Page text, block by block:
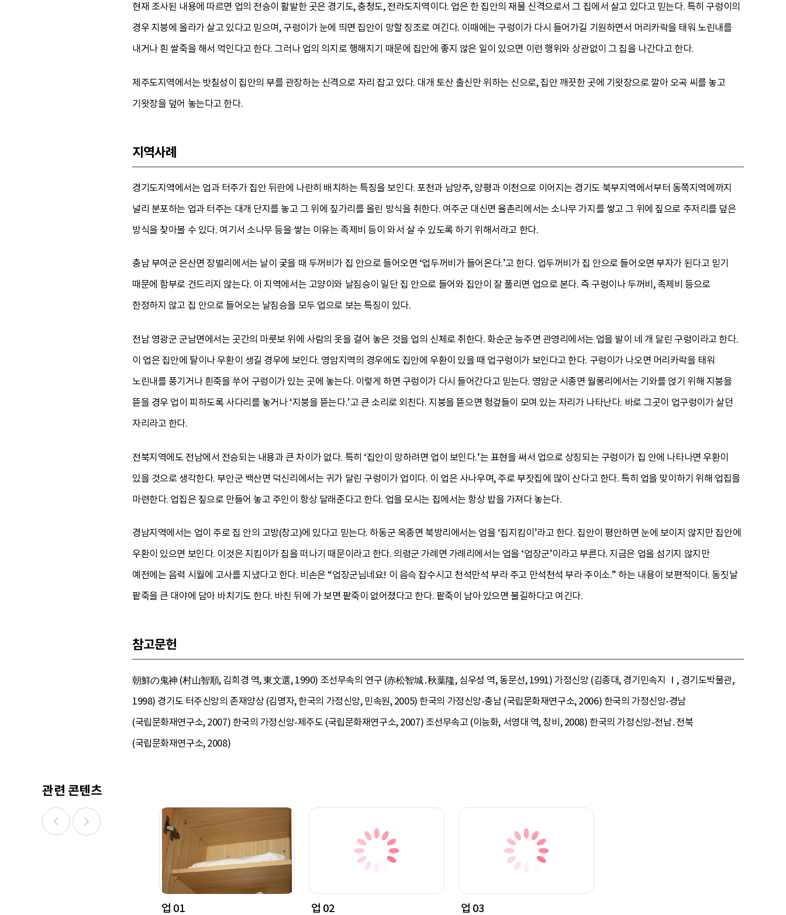
현재 조사된 내용에 따르면 업의 전승이 활발한 곳은 경기도, 충청도, 전라도지역이다. 업은 한 집안의 재물 신격으로서 그 집에서 살고 있다고 믿는다. 특히 구렁이의
경우 지붕에 올라가 살고 있다고 믿으며, 구렁이가 눈에 띄면 집안이 망할 징조로 여긴다. 이때에는 구렁이가 다시 들어가길 기원하면서 머리카락을 태워 노린내를
내거나 흰 쌀죽을 해서 먹인다고 한다. 그러나 업의 의지로 행해지기 때문에 집안에 좋지 않은 일이 있으면 이런 행위와 상관없이 그 집을 나간다고 한다.
제주도지역에서는 밧칠성이 집안의 부를 관장하는 신격으로 자리 잡고 있다. 대개 토산 출신만 위하는 신으로, 집안 깨끗한 곳에 기왓장으로 깔아 오곡 씨를 놓고
기왓장을 덮어 놓는다고 한다.
지역사례
경기도지역에서는 업과 터주가 집안 뒤란에 나란히 배치하는 특징을 보인다. 포천과 남양주, 양평과 이천으로 이어지는 경기도 북부지역에서부터 동쪽지역에까지
널리 분포하는 업과 터주는 대개 단지를 놓고 그 위에 짚가리를 올린 방식을 취한다. 여주군 대신면 율촌리에서는 소나무 가지를 쌓고 그 위에 짚으로 주저리를 덮은
방식을 찾아볼 수 있다. 여기서 소나무 등을 쌓는 이유는 족제비 등이 와서 살 수 있도록 하기 위해서라고 한다.
충남 부여군 은산면 장벌리에서는 날이 궂을 때 두꺼비가 집 안으로 들어오면 ‘업두꺼비가 들어온다.’고 한다. 업두꺼비가 집 안으로 들어오면 부자가 된다고 믿기
때문에 함부로 건드리지 않는다. 이 지역에서는 고양이와 날짐승이 일단 집 안으로 들어와 집안이 잘 풀리면 업으로 본다. 즉 구렁이나 두꺼비, 족제비 등으로
한정하지 않고 집 안으로 들어오는 날짐승을 모두 업으로 보는 특징이 있다.
전남 영광군 군남면에서는 곳간의 마룻보 위에 사람의 옷을 걸어 놓은 것을 업의 신체로 취한다. 화순군 능주면 관영리에서는 업을 발이 네 개 달린 구렁이라고 한다.
이 업은 집안에 탈이나 우환이 생길 경우에 보인다. 영암지역의 경우에도 집안에 우환이 있을 때 업구렁이가 보인다고 한다. 구렁이가 나오면 머리카락을 태워
노린내를 풍기거나 흰죽을 쑤어 구렁이가 있는 곳에 놓는다. 이렇게 하면 구렁이가 다시 들어간다고 믿는다. 영암군 시종면 월롱리에서는 기와를 얹기 위해 지붕을
뜯을 경우 업이 피하도록 사다리를 놓거나 ‘지붕을 뜯는다.’고 큰 소리로 외친다. 지붕을 뜯으면 헝겊들이 모여 있는 자리가 나타난다. 바로 그곳이 업구렁이가 살던
자리라고 한다.
전북지역에도 전남에서 전승되는 내용과 큰 차이가 없다. 특히 ‘집안이 망하려면 업이 보인다.’는 표현을 써서 업으로 상징되는 구렁이가 집 안에 나타나면 우환이
있을 것으로 생각한다. 부안군 백산면 덕신리에서는 귀가 달린 구렁이가 업이다. 이 업은 사나우며, 주로 부잣집에 많이 산다고 한다. 특히 업을 맞이하기 위해 업집을
마련한다. 업집은 짚으로 만들어 놓고 주인이 항상 달래준다고 한다. 업을 모시는 집에서는 항상 밥을 가져다 놓는다.
경남지역에서는 업이 주로 집 안의 고방(창고)에 있다고 믿는다. 하동군 옥종면 북방리에서는 업을 ‘집지킴이’라고 한다. 집안이 평안하면 눈에 보이지 않지만 집안에
우환이 있으면 보인다. 이것은 지킴이가 집을 떠나기 때문이라고 한다. 의령군 가례면 가례리에서는 업을 ‘업장군’이라고 부른다. 지금은 업을 섬기지 않지만
예전에는 음력 시월에 고사를 지냈다고 한다. 비손은 “업장군님네요! 이 음슥 잡수시고 천석만석 부라 주고 만석천석 부라 주이소.” 하는 내용이 보편적이다. 동짓날
팥죽을 큰 대야에 담아 바치기도 한다. 바친 뒤에 가 보면 팥죽이 없어졌다고 한다. 팥죽이 남아 있으면 불길하다고 여긴다.
참고문헌
朝鮮の鬼神 (村山智順, 김희경 역, 東文選, 1990) 조선무속의 연구 (赤松智城․秋葉隆, 심우성 역, 동문선, 1991) 가정신앙 (김종대, 경기민속지 Ⅰ, 경기도박물관,
1998) 경기도 터주신앙의 존재양상 (김명자, 한국의 가정신앙, 민속원, 2005) 한국의 가정신앙-충남 (국립문화재연구소, 2006) 한국의 가정신앙-경남
(국립문화재연구소, 2007) 한국의 가정신앙-제주도 (국립문화재연구소, 2007) 조선무속고 (이능화, 서영대 역, 창비, 2008) 한국의 가정신앙-전남․전북
(국립문화재연구소, 2008)
관련 콘텐츠
업 01 업 02 업 03